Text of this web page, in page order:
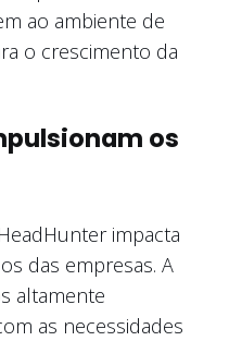
ao ambiente de
o crescimento da
os
impacta
das empresas. A
altamente
as necessidades